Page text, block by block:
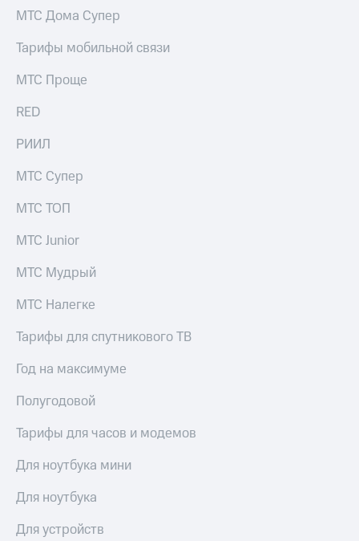
Для дома
Выберите
и подключите
ТВ
тарифом
для дома
Услуги
Акции
Домашний
ТВ
Спутниковое
телефон
Перейти
в МТС
со своим
номером
кабинет
ТВ
приложение
Видеонаблюдение
для дома
мес
МТС
Premium
Подписка
интернета,
музыка
другое
Семейная
на тарифы,
общие
подписки
МТС Дома Супер
Тарифы мобильной связи
МТС Проще
RED
РИИЛ
МТС Супер
МТС ТОП
МТС Junior
МТС Мудрый
МТС Налегке
Тарифы для спутникового ТВ
Год на максимуме
Полугодовой
Тарифы для часов и модемов
Для ноутбука мини
Для ноутбука
Для устройств